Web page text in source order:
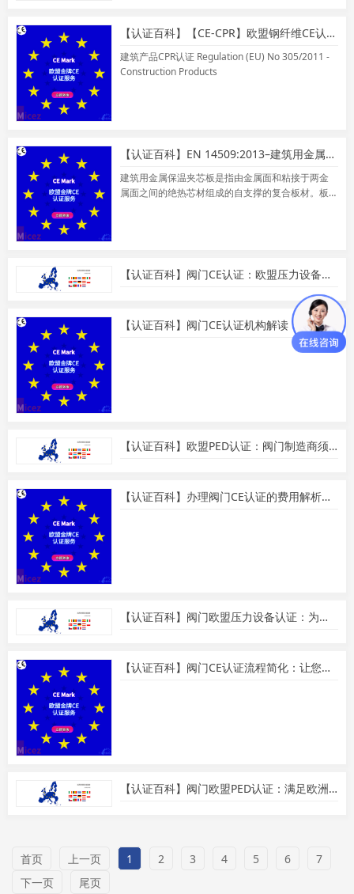
【认证百科】【CE-CPR】欧盟钢纤维CE认证/混凝土用钢纤维欧盟合规性CE认证
建筑产品CPR认证 Regulation (EU) No 305/2011 -
Construction Products
【认证百科】EN 14509:2013–建筑用金属保温夹芯板
建筑用金属保温夹芯板是指由金属面和粘接于两金
属面之间的绝热芯材组成的自支撑的复合板材。板
墙，天花及其覆盖物。
【认证百科】阀门CE认证：欧盟压力设备安全要求
【认证百科】阀门CE认证机构解读：如何选择专业的CE认证机构
【认证百科】欧盟PED认证：阀门制造商须知
【认证百科】办理阀门CE认证的费用解析：了解阀门CE证明的价值
【认证百科】阀门欧盟压力设备认证：为您的产品赢得信任
【认证百科】阀门CE认证流程简化：让您轻松应对欧盟市场准入要求
【认证百科】阀门欧盟PED认证：满足欧洲市场法规要求
首页 上一页 1 2 3 4 5 6
7
下一页
尾页